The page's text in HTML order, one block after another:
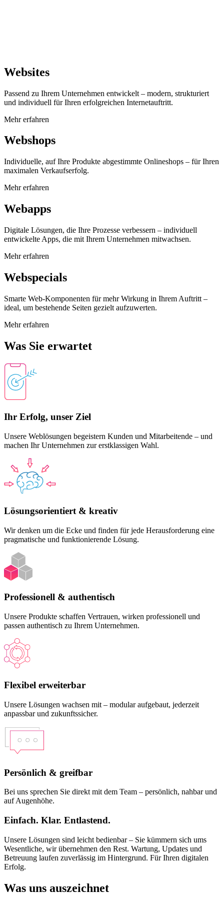
Websites
Passend zu Ihrem Unternehmen entwickelt – modern, strukturiert
und individuell für Ihren erfolgreichen Internetauftritt.
Mehr erfahren
Webshops
Individuelle, auf Ihre Produkte abgestimmte Onlineshops – für Ihren
maximalen Verkaufserfolg.
Mehr erfahren
Webapps
Digitale Lösungen, die Ihre Prozesse verbessern – individuell
entwickelte Apps, die mit Ihrem Unternehmen mitwachsen.
Mehr erfahren
Webspecials
Smarte Web-Komponenten für mehr Wirkung in Ihrem Auftritt –
ideal, um bestehende Seiten gezielt aufzuwerten.
Mehr erfahren
Was Sie erwartet
Ihr Erfolg, unser Ziel
Unsere Weblösungen begeistern Kunden und Mitarbeitende – und
machen Ihr Unternehmen zur erstklassigen Wahl.
Lösungsorientiert & kreativ
Wir denken um die Ecke und finden für jede Herausforderung eine
pragmatische und funktionierende Lösung.
Professionell & authentisch
Unsere Produkte schaffen Vertrauen, wirken professionell und
passen authentisch zu Ihrem Unternehmen.
Flexibel erweiterbar
Unsere Lösungen wachsen mit – modular aufgebaut, jederzeit
anpassbar und zukunftssicher.
Persönlich & greifbar
Bei uns sprechen Sie direkt mit dem Team – persönlich, nahbar und
auf Augenhöhe.
Einfach. Klar. Entlastend.
Unsere Lösungen sind leicht bedienbar – Sie kümmern sich ums
Wesentliche, wir übernehmen den Rest. Wartung, Updates und
Betreuung laufen zuverlässig im Hintergrund. Für Ihren digitalen
Erfolg.
Was uns auszeichnet